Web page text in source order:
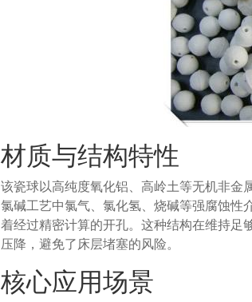
材质与结构特性
该瓷球以高纯度氧化铝、高岭土等无机非金
氯碱工艺中氯气、氯化氢、烧碱等强腐蚀性
着经过精密计算的开孔。这种结构在维持足
压降，避免了床层堵塞的风险。
核心应用场景